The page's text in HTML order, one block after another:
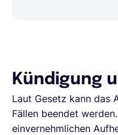
Kündigung
Laut Gesetz kann das
Fällen beendet
einvernehmlichen